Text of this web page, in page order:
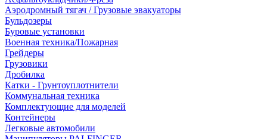
Аэродромный тягач / Грузовые эвакуаторы
Бульдозеры
Буровые установки
Военная техника/Пожарная
Грейдеры
Грузовики
Дробилка
Катки - Грунтоуплотнители
Коммунальная техника
Комплектующие для моделей
Контейнеры
Легковые автомобили